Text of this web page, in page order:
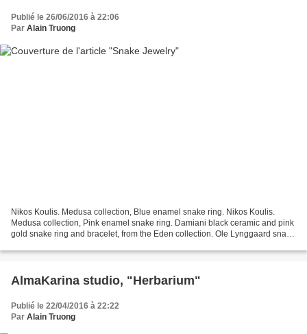
Publié le 26/06/2016 à 22:06
Par Alain Truong
Nikos Koulis. Medusa collection, Blue enamel snake ring. Nikos Koulis.
Medusa collection, Pink enamel snake ring. Damiani black ceramic and pink
gold snake ring and bracelet, from the Eden collection. Ole Lynggaard snake
AlmaKarina studio, "Herbarium"
Publié le 22/04/2016 à 22:22
Par Alain Truong